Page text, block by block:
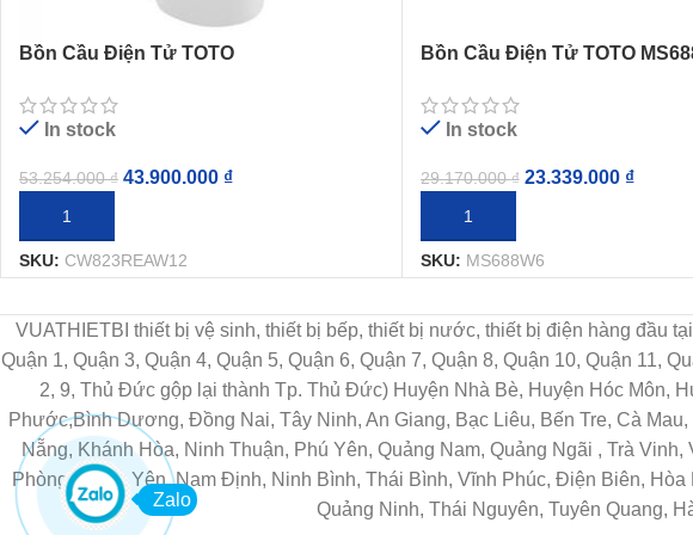
Bồn Cầu Điện Tử TOTO
In stock
53.254.000₫ 43.900.000 ₫
THÊM VÀO GIỎ HÀNG
SKU: CW823REAW12
Bồn Cầu Điện Tử TOTO
In stock
29.170.000₫ 23.339.000 ₫
THÊM VÀO GIỎ HÀNG
SKU: MS688W6
VUATHIETBI thiết bị vệ sinh, thiết bị bếp, thiết bị nước, thiết bị điện hàng đầu
Quận 1, Quận 3, Quận 4, Quận 5, Quận 6, Quận 7, Quận 8, Quận 10, Quận 11,
2, 9, Thủ Đức gộp lại thành Tp. Thủ Đức) Huyện Nhà Bè, Huyện Hóc Môn,
Phước,Bình Dương, Đồng Nai, Tây Ninh, An Giang, Bạc Liêu, Bến Tre, Cà
Nẵng, Khánh Hòa, Ninh Thuận, Phú Yên, Quảng Nam, Quảng Ngãi , Trà
Phòng, Hưng Yên, Nam Định, Ninh Bình, Thái Bình, Vĩnh Phúc, Điện Biên,
Quảng Ninh, Thái Nguyên, Tuyên Quang,
Zalo